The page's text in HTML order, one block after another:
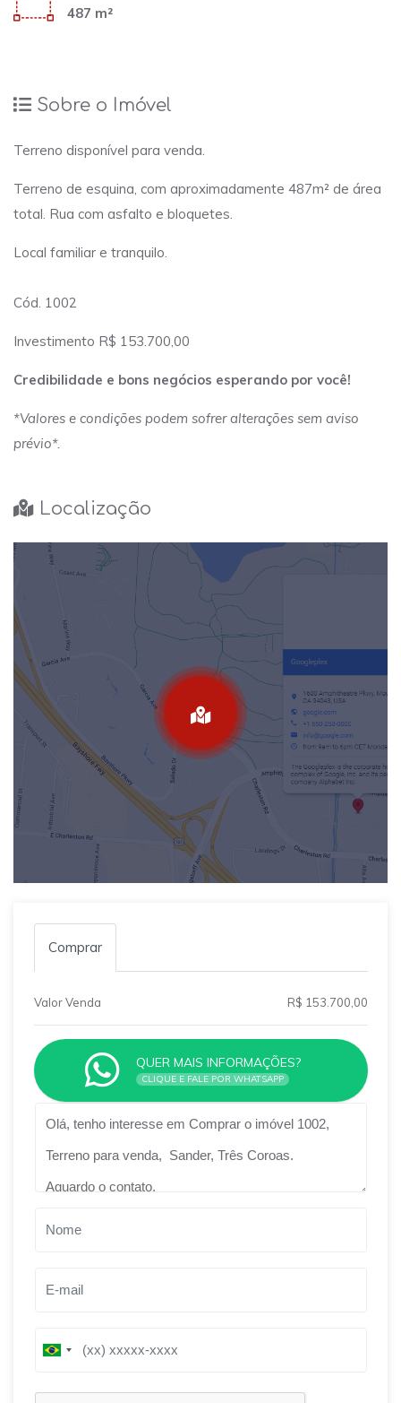
487 m²
Sobre o Imóvel
Terreno disponível para venda.
Terreno de esquina, com aproximadamente 487m² de área
total. Rua com asfalto e bloquetes.
Local familiar e tranquilo.
Cód. 1002
Investimento R$ 153.700,00
Credibilidade e bons negócios esperando por você!
*Valores e condições podem sofrer alterações sem aviso
prévio*.
Localização
Comprar
Valor Venda R$ 153.700,00
QUER MAIS INFORMAÇÕES?
CLIQUE E FALE POR WHATSAPP
B